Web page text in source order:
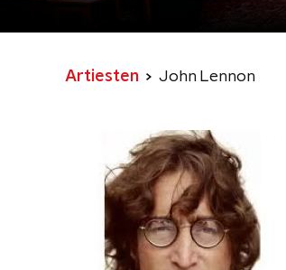
Artiesten John Lennon